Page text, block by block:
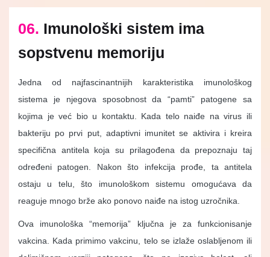
06. Imunološki sistem ima
sopstvenu memoriju
Jedna od najfascinantnijih karakteristika imunološkog
sistema je njegova sposobnost da “pamti” patogene sa
kojima je već bio u kontaktu. Kada telo naiđe na virus ili
bakteriju po prvi put, adaptivni imunitet se aktivira i kreira
specifična antitela koja su prilagođena da prepoznaju taj
određeni patogen. Nakon što infekcija prođe, ta antitela
ostaju u telu, što imunološkom sistemu omogućava da
reaguje mnogo brže ako ponovo naiđe na istog uzročnika.
Ova imunološka “memorija” ključna je za funkcionisanje
vakcina. Kada primimo vakcinu, telo se izlaže oslabljenom ili